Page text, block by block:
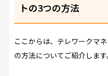
トの3つの方法
ここからは、テレワークマ
の方法についてご紹介します